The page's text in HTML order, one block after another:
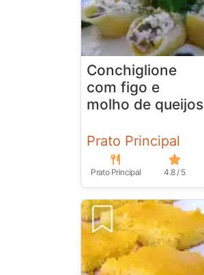
Conchiglione
com figo e
molho de queijos
Prato Principal
Prato Principal 4.8 / 5